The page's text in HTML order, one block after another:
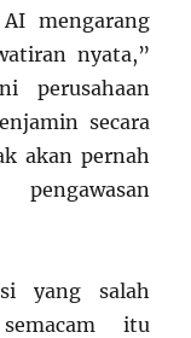
mengarang
nyata,”
perusahaan
secara
akan pernah
yang salah
itu